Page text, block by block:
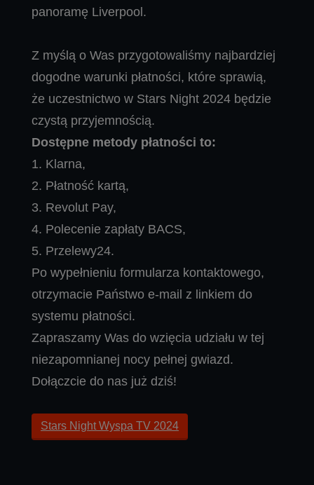
panoramę Liverpool.
Z myślą o Was przygotowaliśmy najbardziej
dogodne warunki płatności, które sprawią,
że uczestnictwo w Stars Night 2024 będzie
czystą przyjemnością.
Dostępne metody płatności to:
1. Klarna,
2. Płatność kartą,
3. Revolut Pay,
4. Polecenie zapłaty BACS,
5. Przelewy24.
Po wypełnieniu formularza kontaktowego,
otrzymacie Państwo e-mail z linkiem do
systemu płatności.
Zapraszamy Was do wzięcia udziału w tej
niezapomnianej nocy pełnej gwiazd.
Dołączcie do nas już dziś!
Stars Night Wyspa TV 2024